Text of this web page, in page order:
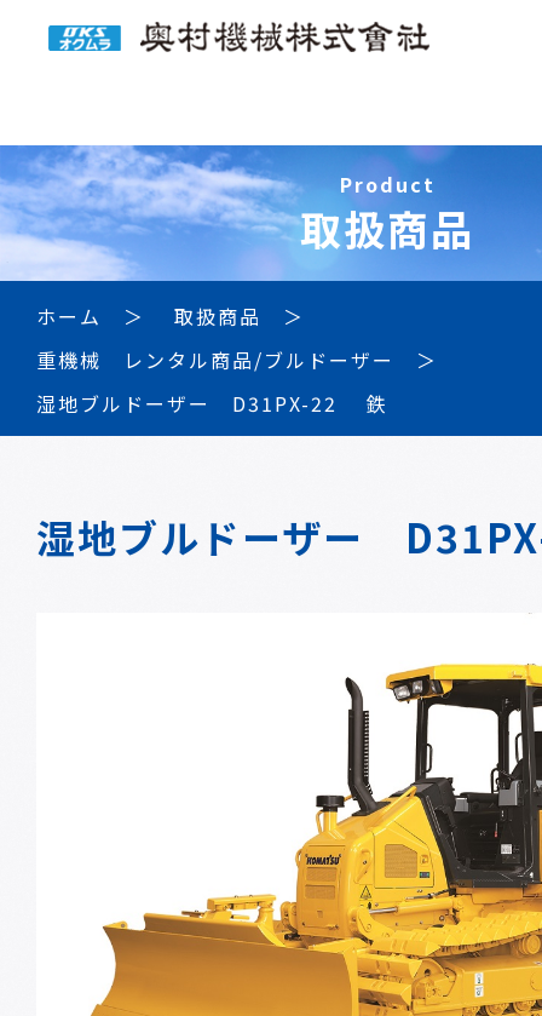
Product
取扱商品
ホーム
取扱商品
重機械 レンタル商品/ブルドーザー
湿地ブルドーザー D31PX-22 鉄
湿地ブルドーザー